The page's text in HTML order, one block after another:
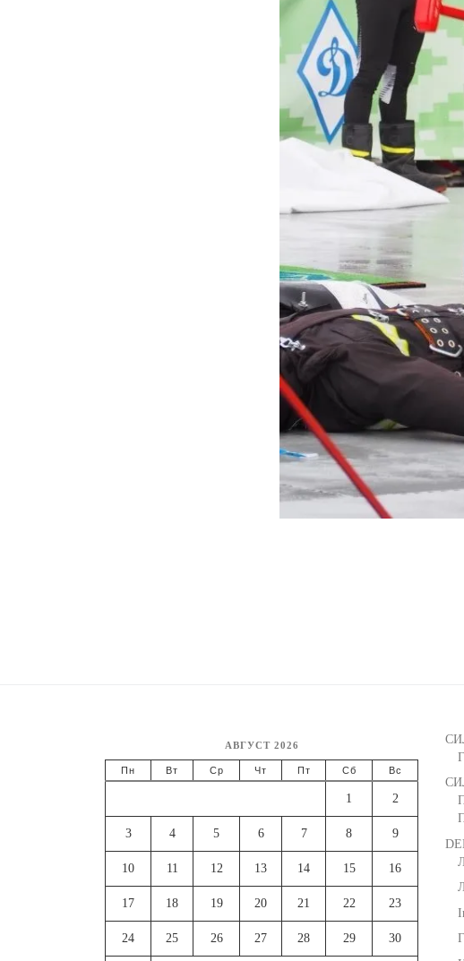
АВГУСТ 2026
Пн Вт Ср Чт Пт Сб Вс
1 2
3 4 5 6 7 8 9
10 11 12 13 14 15 16
17 18 19 20 21 22 23
24 25 26 27 28 29 30